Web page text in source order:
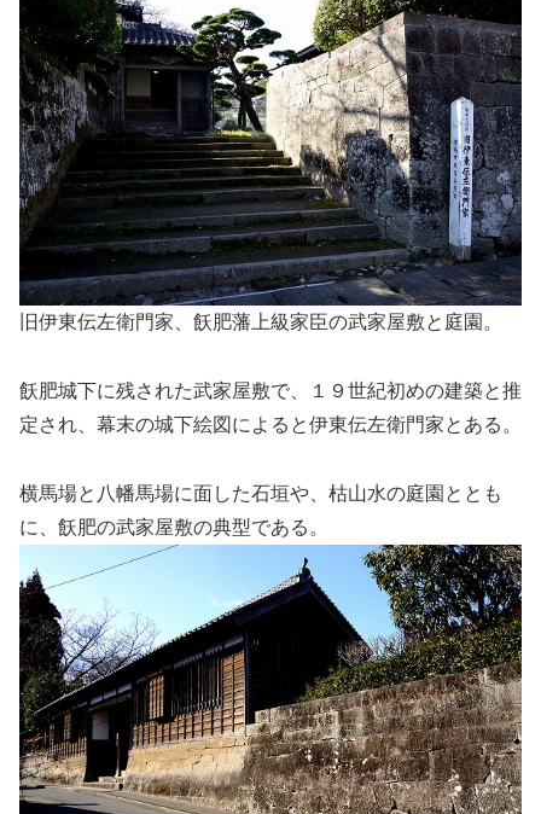
旧伊東伝左衛門家、飫肥藩上級家臣の武家屋敷と庭園。
飫肥城下に残された武家屋敷で、１９世紀初めの建築と推
定され、幕末の城下絵図によると伊東伝左衛門家とある。
横馬場と八幡馬場に面した石垣や、枯山水の庭園ととも
に、飫肥の武家屋敷の典型である。